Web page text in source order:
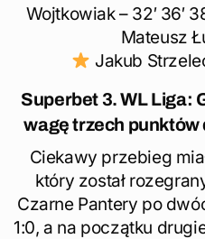
Wojtkowiak – 32′ 36′
Mateusz
Jakub
Superbet 3. WL Liga:
wagę trzech punktów
Ciekawy przebieg
który został
Czarne Pantery po
1:0, a na początku